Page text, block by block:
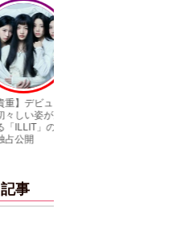
】デビュー
しい姿が見
ILLIT」のセ
開
事